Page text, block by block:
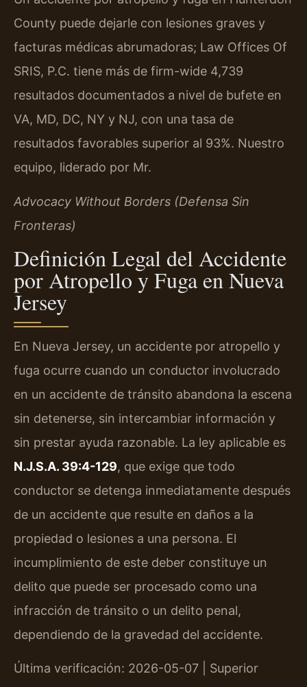
County puede dejarle con lesiones graves y
facturas médicas abrumadoras; Law Offices Of
SRIS, P.C. tiene más de firm-wide 4,739
resultados documentados a nivel de bufete en
VA, MD, DC, NY y NJ, con una tasa de
resultados favorables superior al 93%. Nuestro
equipo, liderado por Mr.
Advocacy Without Borders (Defensa Sin
Fronteras)
Definición Legal del Accidente
por Atropello y Fuga en Nueva
Jersey
En Nueva Jersey, un accidente por atropello y
fuga ocurre cuando un conductor involucrado
en un accidente de tránsito abandona la escena
sin detenerse, sin intercambiar información y
sin prestar ayuda razonable. La ley aplicable es
N.J.S.A. 39:4-129, que exige que todo
conductor se detenga inmediatamente después
de un accidente que resulte en daños a la
propiedad o lesiones a una persona. El
incumplimiento de este deber constituye un
delito que puede ser procesado como una
infracción de tránsito o un delito penal,
dependiendo de la gravedad del accidente.
Última verificación: 2026-05-07 | Superior